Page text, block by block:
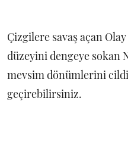
Çizgilere savaş açan
düzeyini dengeye sokan
mevsim dönümlerini
geçirebilirsiniz.